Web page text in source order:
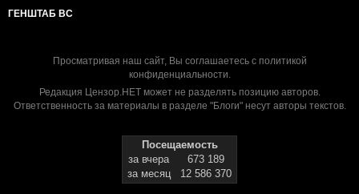
ГЕНШТАБ ВС
Просматривая наш сайт, Вы соглашаетесь с политикой
конфиденциальности.
Редакция Цензор.НЕТ может не разделять позицию авторов.
Ответственность за материалы в разделе "Блоги" несут авторы текстов.
Посещаемость
за вчера
673 189
за месяц
12 586 370